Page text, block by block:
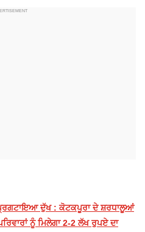
ਦੁੱਖ : ਕੋਟਕਪੂਰਾ ਦੇ ਸ਼ਰਧਾਲੂਆਂ
ਨੂੰ ਮਿਲੇਗਾ 2-2 ਲੱਖ ਰੁਪਏ ਦਾ